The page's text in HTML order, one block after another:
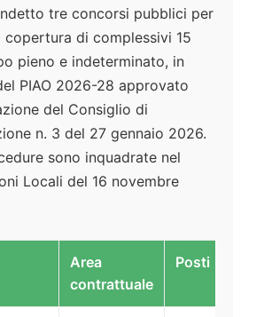
tre concorsi pubblici per
copertura di complessivi 15
pieno e indeterminato, in
PIAO 2026-28 approvato
del Consiglio di
n. 3 del 27 gennaio 2026.
sono inquadrate nel
Locali del 16 novembre
Area
contrattuale
Posti